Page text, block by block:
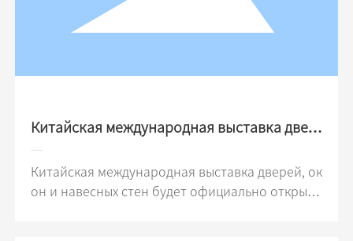
гко найти CALUWIN на вашем телефоне или IPa
d AppleApp/AndroidApp или другие собственны
Китайская международная выставка двер
ей и окон
Китайская международная выставка дверей, ок
он и навесных стен будет официально открыта